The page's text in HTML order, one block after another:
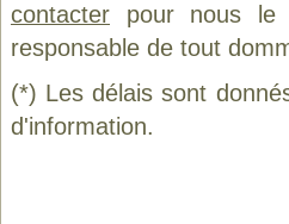
contacter pour nous le
responsable de tout
(*) Les délais sont
d'information.